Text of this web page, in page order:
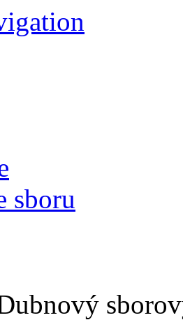
sboru